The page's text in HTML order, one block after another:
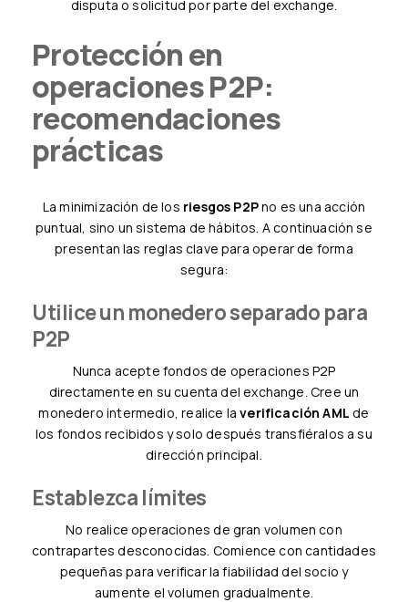
disputa o solicitud por parte del exchange.
Protección en
operaciones P2P:
recomendaciones
prácticas
La minimización de los riesgos P2Pno es una acción
puntual, sino un sistema de hábitos. A continuación se
presentan las reglas clave para operar de forma
segura:
Utilice un monedero separado para
P2P
Nunca acepte fondos de operaciones P2P
directamente en su cuenta del exchange. Cree un
monedero intermedio, realice laverificación AML de
los fondos recibidos y solo después transfiéralos a su
dirección principal.
Establezca límites
No realice operaciones de gran volumen con
contrapartes desconocidas. Comience con cantidades
pequeñas para verificar la fiabilidad del socio y
aumente el volumen gradualmente.